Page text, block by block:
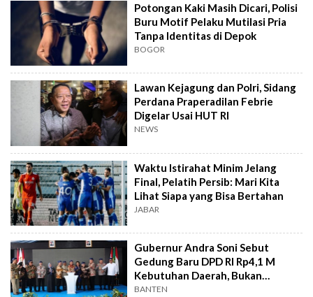
Potongan Kaki Masih Dicari, Polisi
Buru Motif Pelaku Mutilasi Pria
Tanpa Identitas di Depok
BOGOR
Lawan Kejagung dan Polri, Sidang
Perdana Praperadilan Febrie
Digelar Usai HUT RI
NEWS
Waktu Istirahat Minim Jelang
Final, Pelatih Persib: Mari Kita
Lihat Siapa yang Bisa Bertahan
JABAR
Gubernur Andra Soni Sebut
Gedung Baru DPD RI Rp4,1 M
Kebutuhan Daerah, Bukan
Senator
BANTEN